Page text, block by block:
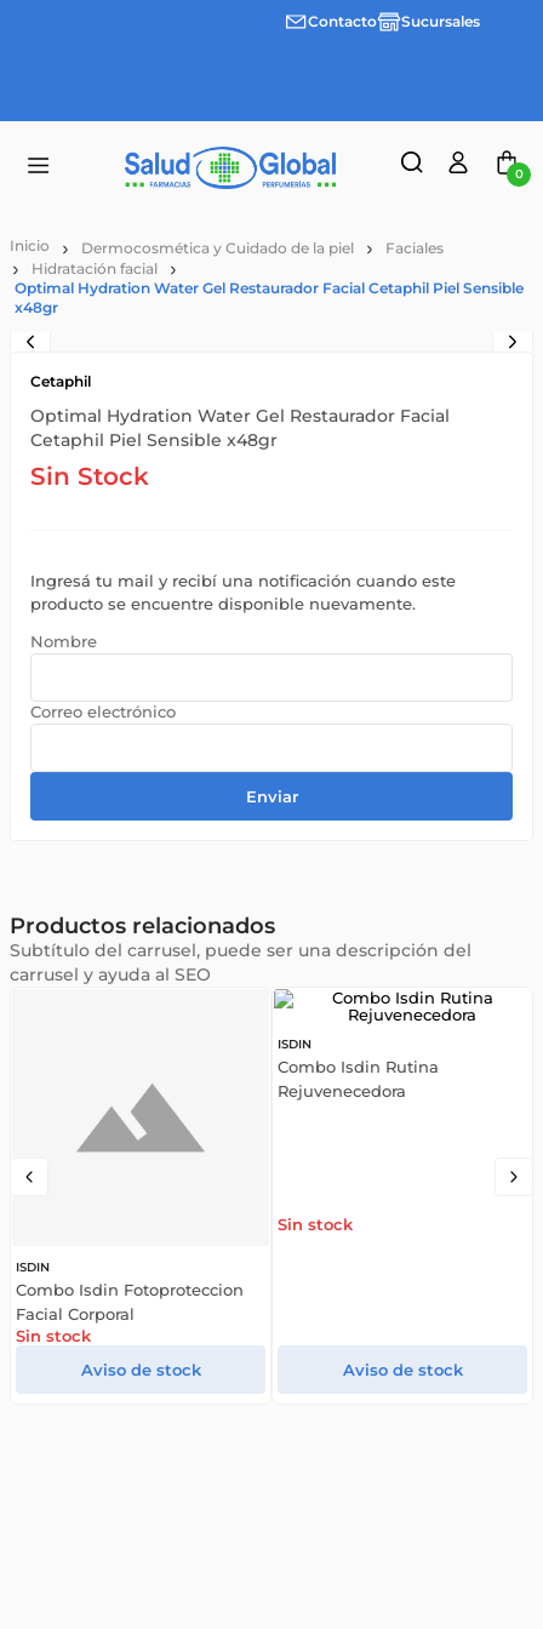
Envíos
Contacto Sucursales
0
Dermocosmética y Cuidado de la piel
Faciales
Hidratación facial
Optimal Hydration Water Gel Restaurador Facial Cetaphil Piel Sensible
x48gr
Cetaphil
Optimal Hydration Water Gel Restaurador Facial
Cetaphil Piel Sensible x48gr
Sin Stock
Ingresá tu mail y recibí una notificación cuando este
producto se encuentre disponible nuevamente.
Enviar
Productos relacionados
Subtítulo del carrusel, puede ser una descripción del
carrusel y ayuda al SEO
ISDIN
Combo Isdin Fotoproteccion
Facial Corporal
Sin stock
ISDIN
Combo Isdin Rutina
Rejuvenecedora
Sin stock